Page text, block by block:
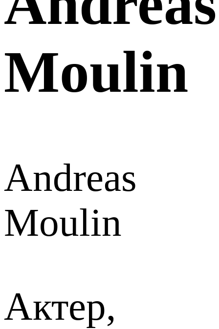
Moulin
Andreas
Moulin
Актер,